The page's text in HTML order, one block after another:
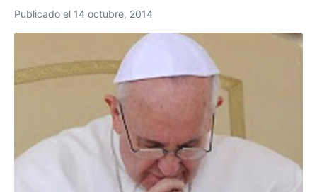
Publicado el 14 octubre, 2014